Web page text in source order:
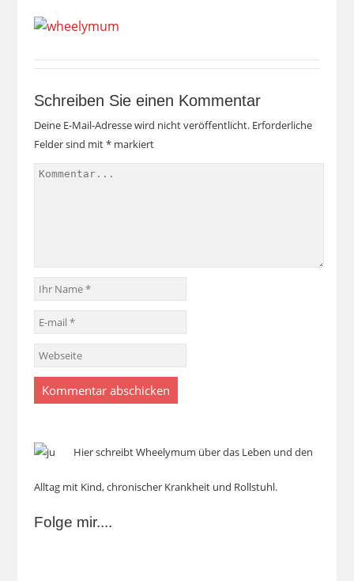
Schreiben Sie einen Kommentar
Deine E-Mail-Adresse wird nicht veröffentlicht. Erforderliche
Felder sind mit*markiert
Hier schreibt Wheelymum über das Leben und den
Alltag mit Kind, chronischer Krankheit und Rollstuhl.
Folge mir....